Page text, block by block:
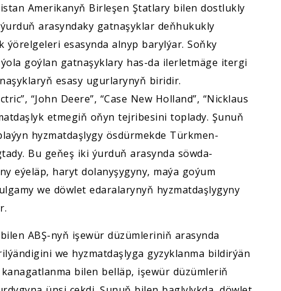
Amerikanyň Birleşen Ştatlary bilen dostlukly
arasyndaky gatnaşyklar deňhukukly
ýörelgeleri esasynda alnyp barylýar. Soňky
goýlan gatnaşyklary has-da ilerletmäge itergi
esasy ugurlarynyň biridir.
“John Deere”, “Case New Holland”, “Nicklaus
etmegiň oňyn tejribesini toplady. Şunuň
hyzmatdaşlygy ösdürmekde Türkmen-
Bu geňeş iki ýurduň arasynda söwda-
eýeläp, haryt dolanyşygyny, maýa goýum
we döwlet edaralarynyň hyzmatdaşlygyny
ABŞ-nyň işewür düzümleriniň arasynda
we hyzmatdaşlyga gyzyklanma bildirýän
bilen belläp, işewür düzümleriň